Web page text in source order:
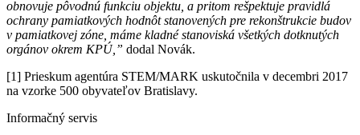
obnovuje pôvodnú funkciu objektu, a pritom rešpektuje pravidlá
ochrany pamiatkových hodnôt stanovených pre rekonštrukcie budov
v pamiatkovej zóne, máme kladné stanoviská všetkých dotknutých
orgánov okrem KPÚ,” dodal Novák.
[1] Prieskum agentúra STEM/MARK uskutočnila v decembri 2017
na vzorke 500 obyvateľov Bratislavy.
Informačný servis